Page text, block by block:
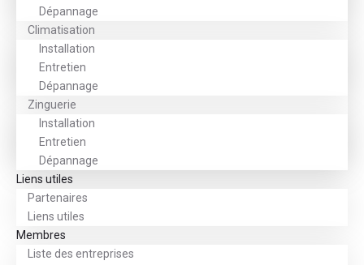
Dépannage
Climatisation
Installation
Entretien
Dépannage
Zinguerie
Installation
Entretien
Dépannage
Liens utiles
Partenaires
Liens utiles
Membres
Liste des entreprises